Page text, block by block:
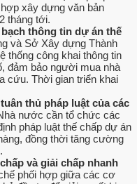
xây dựng văn bản
tháng tới.
thông tin dự án thế
và Sở Xây dựng Thành
thống công khai thông tin
đảm bảo người mua nhà
cứu. Thời gian triển khai
thủ pháp luật của các
nước cần tổ chức các
pháp luật thế chấp dự án
đồng thời tăng cường
và giải chấp nhanh
phối hợp giữa các cơ